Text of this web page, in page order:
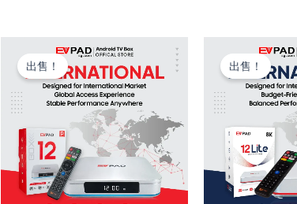
出售！
原
价
为：
US$289.00。
当
前
价
US$238.99。
出售！